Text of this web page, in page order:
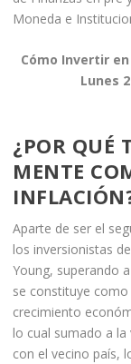
Moneda e
Cómo Invertir
Lunes
¿POR QUÉ
MENTE
Aparte de ser el
los inversionistas
Young, superando
se constituye
crecimiento
lo cual sumado a
con el vecino país,